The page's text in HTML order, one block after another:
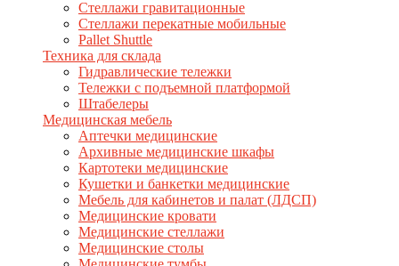
Стеллажи гравитационные
Стеллажи перекатные мобильные
Pallet Shuttle
Техника для склада
Гидравлические тележки
Тележки с подъемной платформой
Штабелеры
Медицинская мебель
Аптечки медицинские
Архивные медицинские шкафы
Картотеки медицинские
Кушетки и банкетки медицинские
Мебель для кабинетов и палат (ЛДСП)
Медицинские кровати
Медицинские стеллажи
Медицинские столы